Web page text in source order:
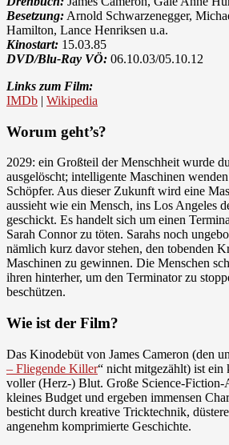
Besetzung: Arnold Schwarzenegger,
Hamilton, Lance Henriksen u.a.
Kinostart: 15.03.85
DVD/Blu-Ray VÖ: 06.10.03/05.10.12
Links zum Film:
IMDb | Wikipedia
Worum geht’s?
2029: ein Großteil der Menschheit wurde
ausgelöscht; intelligente Maschinen
Schöpfer. Aus dieser Zukunft wird eine
aussieht wie ein Mensch, ins Los Angeles
geschickt. Es handelt sich um einen
Sarah Connor zu töten. Sarahs noch
nämlich kurz davor stehen, den tobenden
Maschinen zu gewinnen. Die Menschen
ihren hinterher, um den Terminator zu
beschützen.
Wie ist der Film?
Das Kinodebüt von James Cameron (den
– Fliegende Killer“ nicht mitgezählt) ist
voller (Herz-) Blut. Große Science-
kleines Budget und ergeben immensen
besticht durch kreative Tricktechnik,
angenehm komprimierte Geschichte.